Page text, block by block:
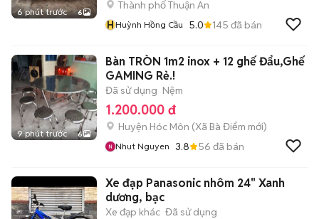
6 phút trước 6
Thành phố Thuận An
HHuỳnh Hồng Cầu 5.0 145 đã bán
9 phút trước 6
Bàn TRÒN 1m2 inox + 12 ghế Đẩu,Ghế
GAMING Rẻ.!
Đã sử dụng Nệm
1.200.000 đ
Huyện Hóc Môn (Xã Bà Điểm mới)
Nhut Nguyen 3.8 56 đã bán
Xe đạp Panasonic nhôm 24" Xanh
dương, bạc
Xe đạp khác Đã sử dụng